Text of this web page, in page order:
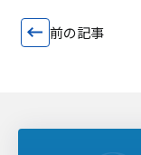
前の記事